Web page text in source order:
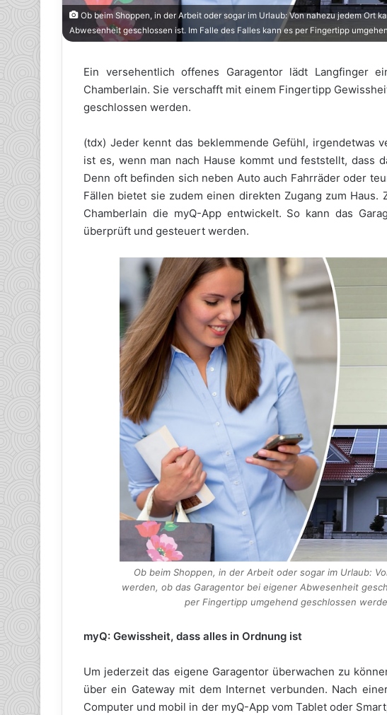
Ob beim Shoppen, in der Arbeit oder sogar im Urlaub: Von nahezu jedem Ort
Abwesenheit geschlossen ist. Im Falle des Falles kann es per Fingertipp
Ein versehentlich offenes Garagentor lädt Langfinger
Chamberlain. Sie verschafft mit einem Fingertipp
geschlossen werden.
(tdx) Jeder kennt das beklemmende Gefühl, irgendetwas
ist es, wenn man nach Hause kommt und feststellt, dass
Denn oft befinden sich neben Auto auch Fahrräder oder
Fällen bietet sie zudem einen direkten Zugang zum Haus.
Chamberlain die myQ-App entwickelt. So kann das
überprüft und gesteuert werden.
Ob beim Shoppen, in der Arbeit oder sogar im Urlaub:
werden, ob das Garagentor bei eigener Abwesenheit
per Fingertipp umgehend geschlossen
myQ: Gewissheit, dass alles in Ordnung ist
Um jederzeit das eigene Garagentor überwachen zu
über ein Gateway mit dem Internet verbunden. Nach
Computer und mobil in der myQ-App vom Tablet oder